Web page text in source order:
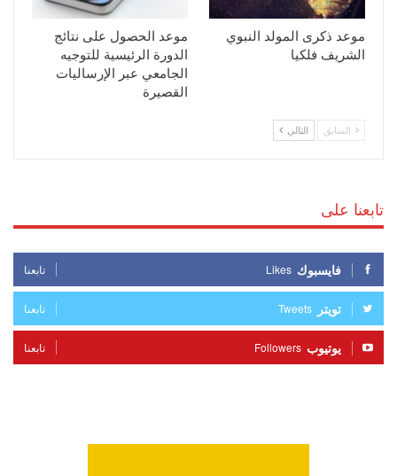
موعد ذكرى المولد النبوي
الشريف فلكيا
موعد الحصول على نتائج
الدورة الرئيسية للتوجيه
الجامعي عبر الإرساليات
القصيرة
السابق التالي
تابعنا على
فايسبوك Likes تابعنا
تويتر Tweets تابعنا
يوتيوب Followers تابعنا